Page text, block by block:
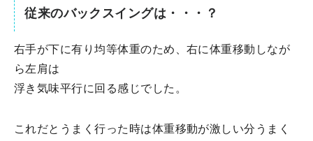
従来のバックスイングは・・・？
右手が下に有り均等体重のため、右に体重移動しなが
ら左肩は
浮き気味平行に回る感じでした。
これだとうまく行った時は体重移動が激しい分うまく